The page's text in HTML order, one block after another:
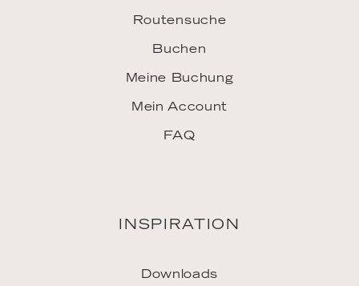
Routensuche
Buchen
Meine Buchung
Mein Account
FAQ
INSPIRATION
Downloads